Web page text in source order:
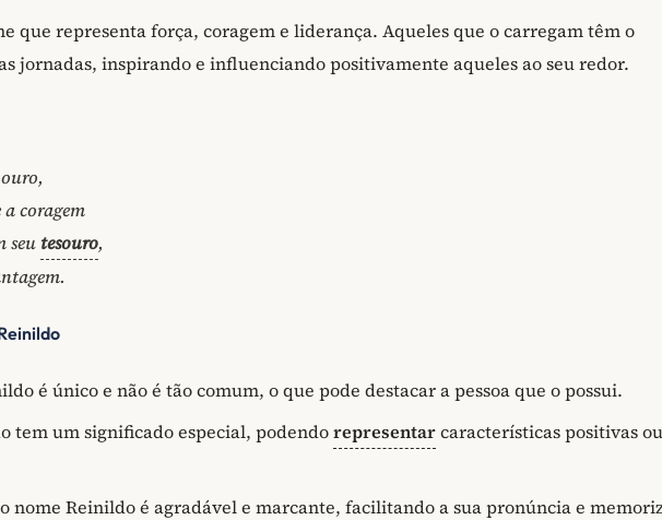
que representa força, coragem e liderança. Aqueles que o carregam têm o
jornadas, inspirando e influenciando positivamente aqueles ao seu redor.
coragem
seutesouro,
é único e não é tão comum, o que pode destacar a pessoa que o possui.
tem um significado especial, podendorepresentarcaracterísticas positivas ou
nome Reinildo é agradável e marcante, facilitando a sua pronúncia e